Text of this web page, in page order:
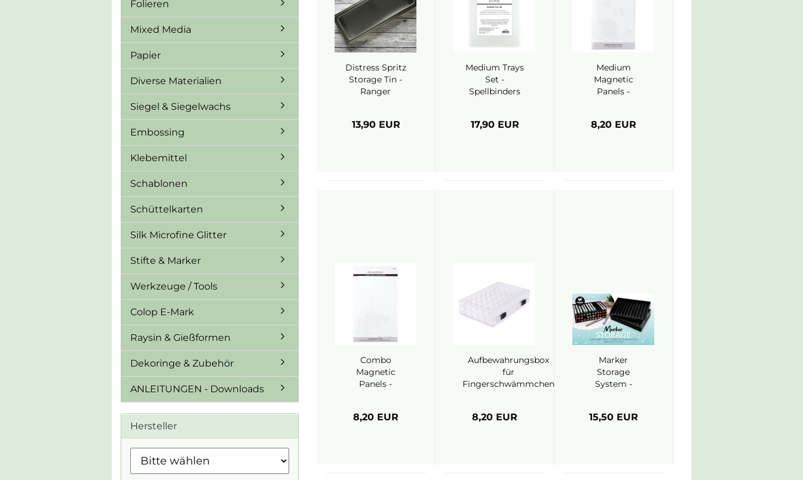
Distress Spritz
Storage Tin -
Ranger
13,90 EUR
Medium Trays
Set -
Spellbinders
17,90 EUR
Medium
Magnetic
Panels -
8,20 EUR
Combo
Magnetic
Panels -
8,20 EUR
Aufbewahrungsbox
für
Fingerschwämmchen
8,20 EUR
Marker
Storage
System -
15,50 EUR
Folieren
Mixed Media
Papier
Diverse Materialien
Siegel & Siegelwachs
Embossing
Klebemittel
Schablonen
Schüttelkarten
Silk Microfine Glitter
Stifte & Marker
Werkzeuge / Tools
Colop E-Mark
Raysin & Gießformen
Dekoringe & Zubehör
ANLEITUNGEN - Downloads
Hersteller